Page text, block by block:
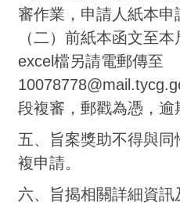
審作業，申請人紙本申
（二）前紙本函文至
excel檔另請電郵傳至
段複審，郵戳為憑，逾
五、旨案獎助不得與
複申請。
六、旨揭相關詳細資